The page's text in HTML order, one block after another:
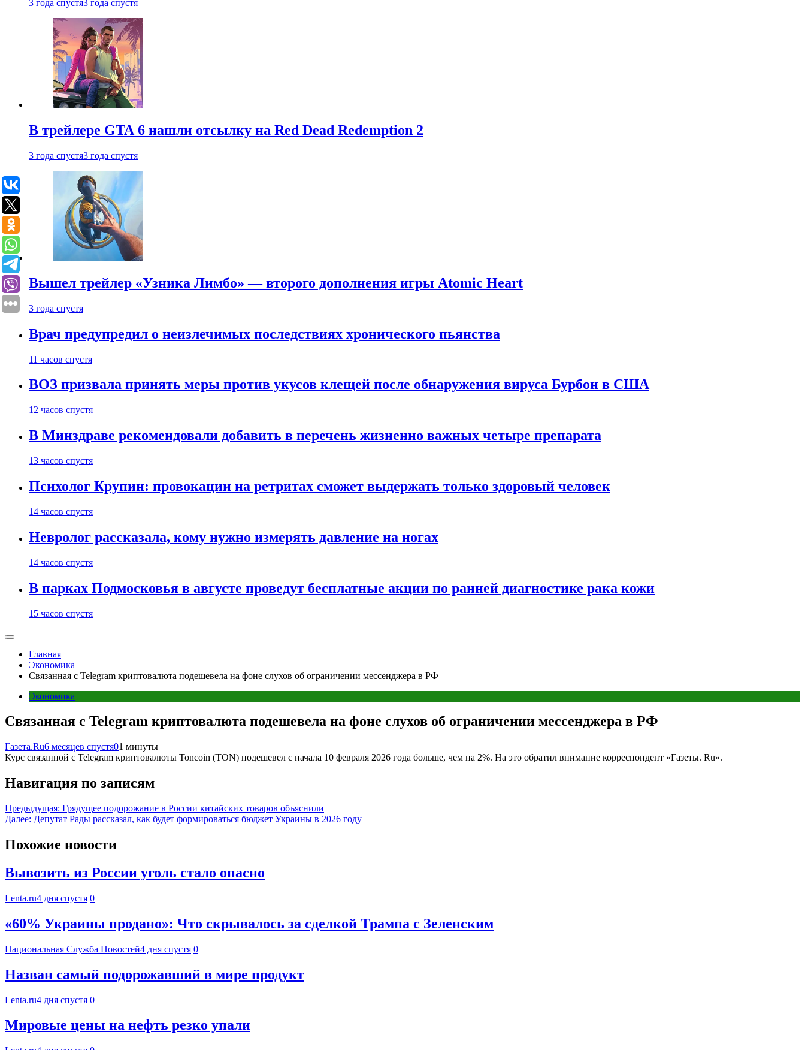
3 года спустя3 года спустя
В трейлере GTA 6 нашли отсылку на Red Dead Redemption 2
3 года спустя3 года спустя
Вышел трейлер «Узника Лимбо» — второго дополнения игры Atomic Heart
3 года спустя
Врач предупредил о неизлечимых последствиях хронического пьянства
11 часов спустя
ВОЗ призвала принять меры против укусов клещей после обнаружения вируса Бурбон в США
12 часов спустя
В Минздраве рекомендовали добавить в перечень жизненно важных четыре препарата
13 часов спустя
Психолог Крупин: провокации на ретритах сможет выдержать только здоровый человек
14 часов спустя
Невролог рассказала, кому нужно измерять давление на ногах
14 часов спустя
В парках Подмосковья в августе проведут бесплатные акции по ранней диагностике рака кожи
15 часов спустя
Главная
Экономика
Связанная с Telegram криптовалюта подешевела на фоне слухов об ограничении мессенджера в РФ
Экономика
Связанная с Telegram криптовалюта подешевела на фоне слухов об ограничении мессенджера в РФ
Газета.Ru6 месяцев спустя01 минуты
Курс связанной с Telegram криптовалюты Toncoin (TON) подешевел с начала 10 февраля 2026 года больше, чем на 2%. На это обратил внимание корреспондент «Газеты. Ru».
Навигация по записям
Предыдущая: Грядущее подорожание в России китайских товаров объяснили
Далее: Депутат Рады рассказал, как будет формироваться бюджет Украины в 2026 году
Похожие новости
Вывозить из России уголь стало опасно
Lenta.ru4 дня спустя 0
«60% Украины продано»: Что скрывалось за сделкой Трампа с Зеленским
Национальная Служба Новостей4 дня спустя 0
Назван самый подорожавший в мире продукт
Lenta.ru4 дня спустя 0
Мировые цены на нефть резко упали